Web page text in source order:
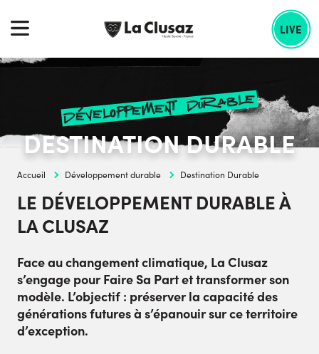
:
content
LIVE
développement durable
DESTINATION DURABLE
Accueil Développement durable Destination Durable
LE DÉVELOPPEMENT DURABLE À
LA CLUSAZ
Face au changement climatique, La Clusaz
s’engage pour Faire Sa Part et transformer son
modèle. L’objectif : préserver la capacité des
générations futures à s’épanouir sur ce territoire
d’exception.